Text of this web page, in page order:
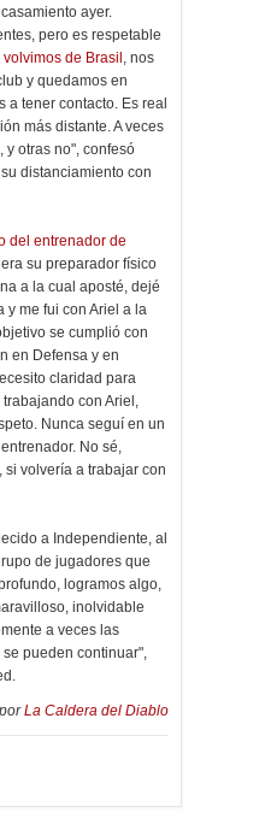
ayer.
pero es respetable
volvimos de Brasil , nos
y quedamos en
a tener contacto. Es real
más distante. A veces
y otras no", confesó
distanciamiento con
del entrenador de
su preparador físico
a la cual aposté, dejé
y me fui con Ariel a la
se cumplió con
en Defensa y en
claridad para
con Ariel,
Nunca seguí en un
No sé,
volvería a trabajar con
a Independiente, al
de jugadores que
logramos algo,
inolvidable
a veces las
pueden continuar",
La Caldera del Diablo